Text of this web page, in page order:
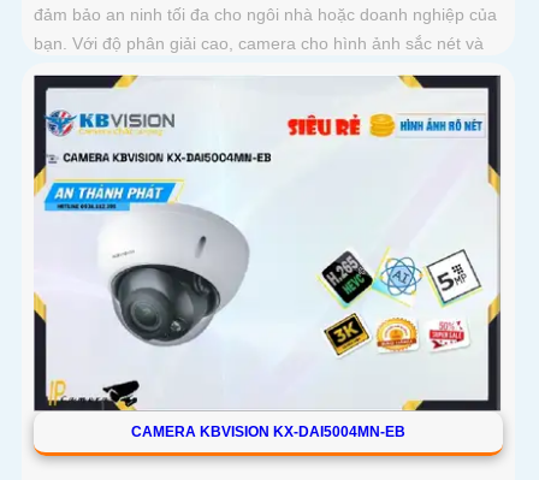
đảm bảo an ninh tối đa cho ngôi nhà hoặc doanh nghiệp của
bạn. Với độ phân giải cao, camera cho hình ảnh sắc nét và
chất lượng
CAMERA KBVISION KX-DAI5004MN-EB